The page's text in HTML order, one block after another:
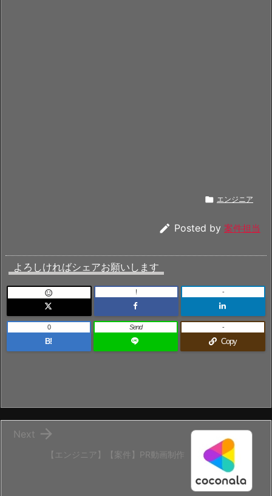
 エンジニア
 Posted by 案件担当
よろしければシェアお願いします
 ! -
B!
0 Send
Copy
-
【エンジニア】【案件】PR動画制作

Next